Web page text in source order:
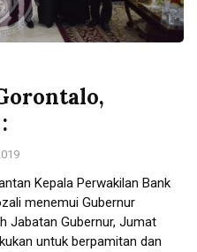
Kepala Perwakilan Bank
menemui Gubernur
Jabatan Gubernur, Jumat
untuk berpamitan dan